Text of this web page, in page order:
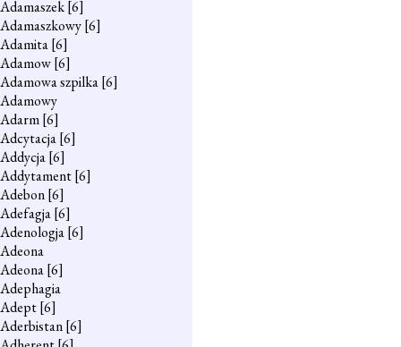
Adamaszek[6]
Adamaszkowy[6]
Adamita[6]
Adamow[6]
Adamowa szpilka[6]
Adamowy
Adarm[6]
Adcytacja[6]
Addycja[6]
Addytament[6]
Adebon[6]
Adefagja[6]
Adenologja[6]
Adeona
Adeona[6]
Adephagia
Adept[6]
Aderbistan[6]